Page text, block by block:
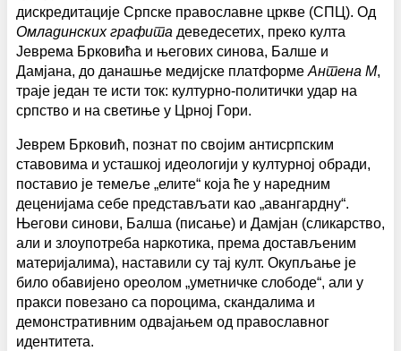
дискредитације Српске православне цркве (СПЦ). Од
Омладинских графита деведесетих, преко култа
Јеврема Брковића и његових синова, Балше и
Дамјана, до данашње медијске платформе Антена М,
траје један те исти ток: културно-политички удар на
српство и на светиње у Црној Гори.
Јеврем Брковић, познат по својим антисрпским
ставовима и усташкој идеологији у културној обради,
поставио је темеље „елите“ која ће у наредним
деценијама себе представљати као „авангардну“.
Његови синови, Балша (писање) и Дамјан (сликарство,
али и злоупотреба наркотика, према достављеним
материјалима), наставили су тај култ. Окупљање је
било обавијено ореолом „уметничке слободе“, али у
пракси повезано са пороцима, скандалима и
демонстративним одвајањем од православног
идентитета.